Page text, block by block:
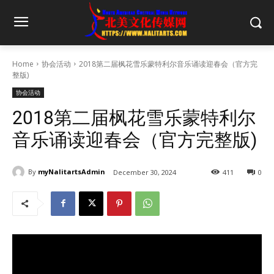
Home 协会活动
2018第二届枫花雪乐蒙特利尔音乐诵读迎春会（官方完
整版)
协会活动
2018第二届枫花雪乐蒙特利尔
音乐诵读迎春会（官方完整版)
By myNalitartsAdmin December 30, 2024 0
411